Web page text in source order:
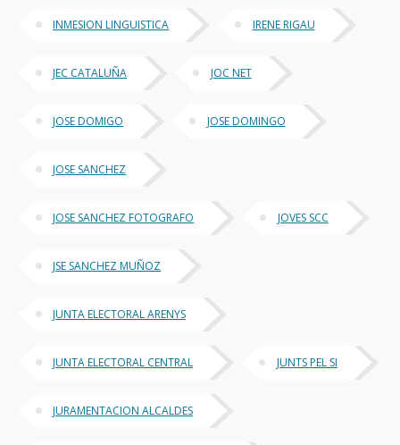
INMESION LINGUISTICA IRENE RIGAU
JEC CATALUÑA JOC NET
JOSE DOMIGO JOSE DOMINGO
JOSE SANCHEZ
JOSE SANCHEZ FOTOGRAFO JOVES SCC
JSE SANCHEZ MUÑOZ
JUNTA ELECTORAL ARENYS
JUNTA ELECTORAL CENTRAL JUNTS PEL SI
JURAMENTACION ALCALDES